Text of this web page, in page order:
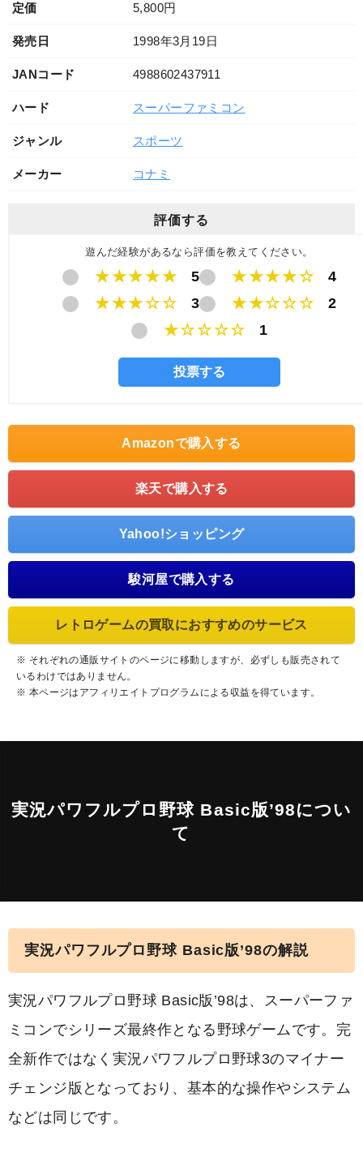
定価 5,800円
発売日 1998年3月19日
JANコード 4988602437911
ハード スーパーファミコン
ジャンル スポーツ
メーカー コナミ
評価する
遊んだ経験があるなら評価を教えてください。
★★★★★ 5 ★★★★☆
4
★★★☆☆
3 ★★☆☆☆
2
★☆☆☆☆
1
Amazonで購入する
楽天で購入する
Yahoo!ショッピング
駿河屋で購入する
レトロゲームの買取におすすめのサービス
※ それぞれの通販サイトのページに移動しますが、必ずしも販売されて
いるわけではありません。
※ 本ページはアフィリエイトプログラムによる収益を得ています。
実況パワフルプロ野球 Basic版’98につい
て
実況パワフルプロ野球 Basic版’98の解説
実況パワフルプロ野球 Basic版’98は、スーパーファ
ミコンでシリーズ最終作となる野球ゲームです。完
全新作ではなく実況パワフルプロ野球3のマイナー
チェンジ版となっており、基本的な操作やシステム
などは同じです。